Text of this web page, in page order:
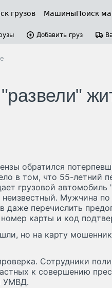
грузов МашиныПоиск
Добавить груз
обратился
в том, что 55-летний
грузовой
неизвестный. Мужчина
даже перечислить
карты и код
но на карту
Сотрудники
к совершению
УМВД.